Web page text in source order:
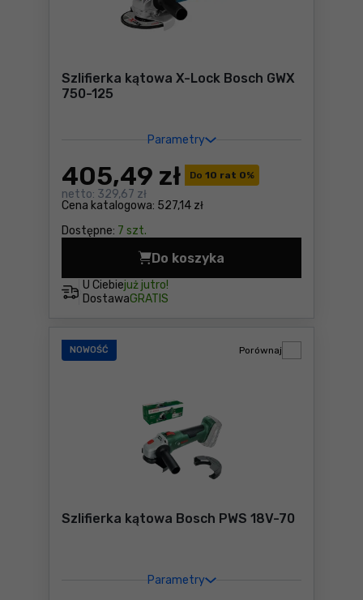
Szlifierka kątowa X-Lock Bosch GWX
750-125
Parametry
Do 10 rat 0%
Cena katalogowa: 527,14 zł
405,49 zł
netto: 329,67 zł
Dostępne: 7 szt.
U Ciebiejuż jutro!
DostawaGRATIS
Do koszyka
Szlifierka kątowa X-Lock
NOWOŚĆ
Szlifierka kątowa Bosch PWS 18V-70
Parametry
Porównaj